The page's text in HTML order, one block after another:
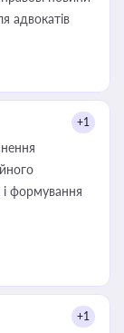
адвокатів
+1
і формування
+1